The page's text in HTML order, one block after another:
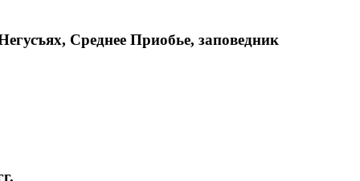
Среднее Приобье, заповедник